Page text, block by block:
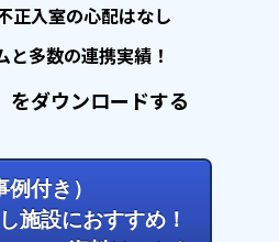
正入室の心配はなし
と多数の連携実績！
ダウンロードする
例付き）
施設におすすめ！